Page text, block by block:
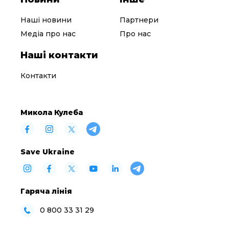
Наші новини
Медіа про нас
Партнери
Про нас
Наші контакти
Контакти
Микола Кулеба
Save Ukraine
Гаряча лінія
0 800 33 31 29